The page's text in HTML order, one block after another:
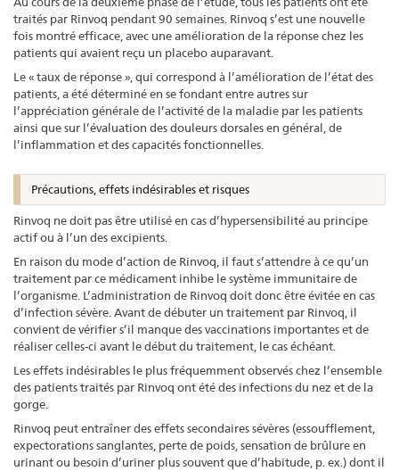
traités par Rinvoq pendant 90 semaines. Rinvoq s’est une nouvelle
fois montré efficace, avec une amélioration de la réponse chez les
patients qui avaient reçu un placebo auparavant.
Le « taux de réponse », qui correspond à l’amélioration de l’état des
patients, a été déterminé en se fondant entre autres sur
l’appréciation générale de l’activité de la maladie par les patients
ainsi que sur l’évaluation des douleurs dorsales en général, de
l’inflammation et des capacités fonctionnelles.
Précautions, effets indésirables et risques
Rinvoq ne doit pas être utilisé en cas d’hypersensibilité au principe
actif ou à l’un des excipients.
En raison du mode d’action de Rinvoq, il faut s’attendre à ce qu’un
traitement par ce médicament inhibe le système immunitaire de
l’organisme. L’administration de Rinvoq doit donc être évitée en cas
d’infection sévère. Avant de débuter un traitement par Rinvoq, il
convient de vérifier s’il manque des vaccinations importantes et de
réaliser celles-ci avant le début du traitement, le cas échéant.
Les effets indésirables le plus fréquemment observés chez l’ensemble
des patients traités par Rinvoq ont été des infections du nez et de la
gorge.
Rinvoq peut entraîner des effets secondaires sévères (essoufflement,
expectorations sanglantes, perte de poids, sensation de brûlure en
urinant ou besoin d’uriner plus souvent que d’habitude, p. ex.) dont il